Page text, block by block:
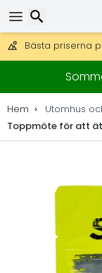
DHL Express över
30 dagar för
Bästa priserna
Hem Utomhus
Toppmöte för att